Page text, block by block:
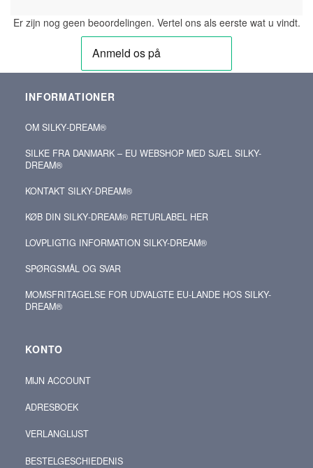
Er zijn nog geen beoordelingen. Vertel ons als eerste wat u vindt.
INFORMATIONER
OM SILKY‑DREAM®
SILKE FRA DANMARK – EU WEBSHOP MED SJÆL SILKY-
DREAM®
KONTAKT SILKY‑DREAM®
KØB DIN SILKY‑DREAM® RETURLABEL HER
LOVPLIGTIG INFORMATION SILKY-DREAM®
SPØRGSMÅL OG SVAR
MOMSFRITAGELSE FOR UDVALGTE EU-LANDE HOS SILKY-
DREAM®
KONTO
MIJN ACCOUNT
ADRESBOEK
VERLANGLIJST
BESTELGESCHIEDENIS